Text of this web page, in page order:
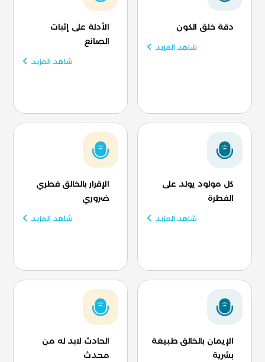
دقة خلق الكون
شاهد المزيد
الأدلة على إثبات
الصانع
شاهد المزيد
كل مولود يولد على
الفطرة
شاهد المزيد
الإقرار بالخالق فطري
ضروري
شاهد المزيد
الإيمان بالخالق طبيغة
بشرية
الحادث لابد له من
محدث